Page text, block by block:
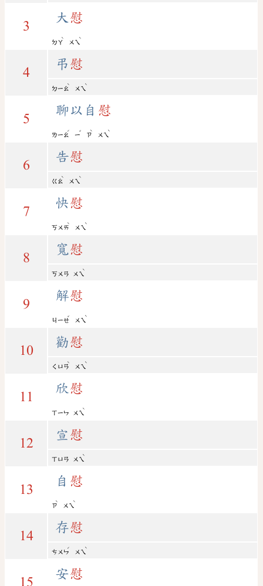
3
大 慰
ㄉㄚ
ˋ
ㄨㄟ
ˋ
4
弔 慰
ㄉㄧㄠ
ˋ
ㄨㄟ
ˋ
5
聊以自 慰
ㄌㄧㄠ
ˊ
ㄧ
ˇ
ㄗ
ˋ
ㄨㄟ
ˋ
6
告慰
ㄍㄠ
ˋ
ㄨㄟ
ˋ
7
快慰
ㄎㄨㄞ
ˋ
ㄨㄟ
ˋ
8
寬慰
ㄎㄨㄢ ㄨㄟ
ˋ
9
解慰
ㄐㄧㄝ
ˇ
ㄨㄟ
ˋ
10
勸慰
ㄑㄩㄢ
ˋ
ㄨㄟ
ˋ
11
欣 慰
ㄒㄧㄣ ㄨㄟ
ˋ
12
宣 慰
ㄒㄩㄢ ㄨㄟ
ˋ
13
自 慰
ㄗ
ˋ
ㄨㄟ
ˋ
14
存慰
ㄘㄨㄣ
ˊ
ㄨㄟ
ˋ
15
安慰